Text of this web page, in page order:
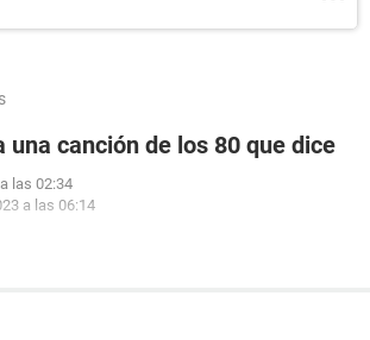
una canción de los 80 que dice
las 02:34
a las 06:14